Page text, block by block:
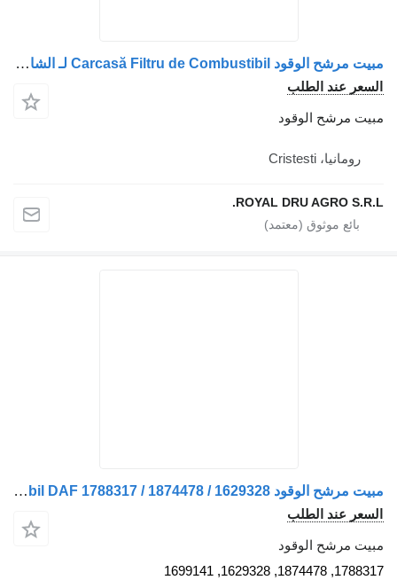
مبيت مرشح الوقود Carcasă Filtru de Combustibil لـ الشاحنات DAF 1951945 2133319 2164458
عند الطلب
مرشح الوقود
رومانيا، Cristesti
ROYAL DRU AGRO
مبيت مرشح الوقود Carcasă Filtru de Combustibil DAF 1788317 / 1874478 / 1629328 / لـ الشاحنات
عند الطلب
مرشح الوقود
1788317, 1874478,